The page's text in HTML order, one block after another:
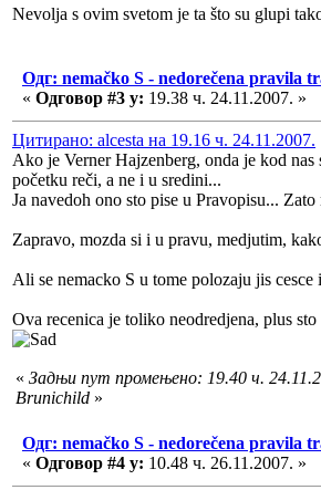
Nevolja s ovim svetom je ta što su glupi
Одг: nemačko S - nedorečena pravila
« Одговор #3 у: 19.38 ч. 24.11.2007. »
Цитирано: alcesta на 19.16 ч. 24.11.2007.
Ako je Verner Hajzenberg, onda je kod
početku reči, a ne i u sredini...
Ja navedoh ono sto pise u Pravopisu...
Zapravo, mozda si i u pravu, medjutim,
Ali se nemacko S u tome polozaju jis
Ova recenica je toliko neodredjena, plus
« Задњи пут промењено: 19.40 ч.
Brunichild »
Одг: nemačko S - nedorečena pravila
« Одговор #4 у: 10.48 ч. 26.11.2007. »